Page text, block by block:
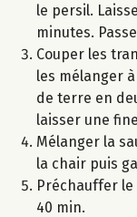
le persil.
minutes.
Couper les
les mélanger
de terre en
laisser une
Mélanger la
la chair puis
Préchauffer
40 min.